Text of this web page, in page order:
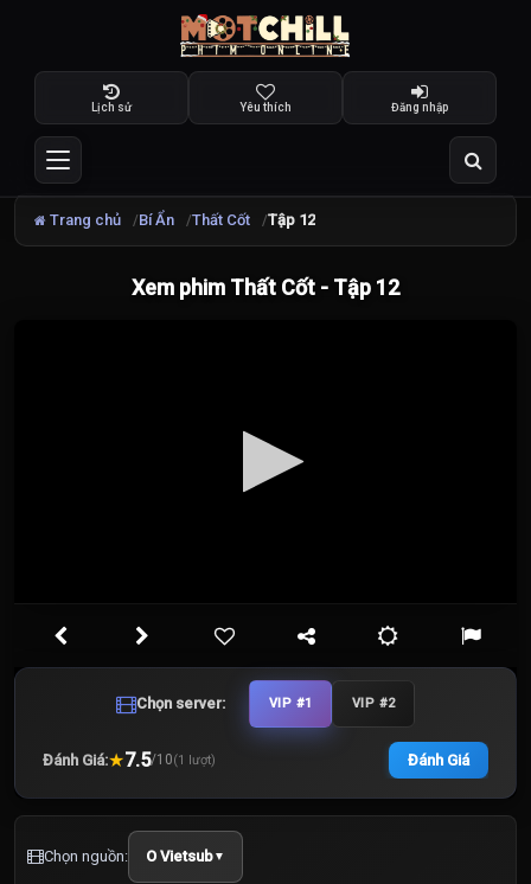
Lịch sử Yêu thích Đăng nhập
Trang chủ Bí Ẩn Thất Cốt Tập 12
Xem phim Thất Cốt - Tập 12
Chọn server: VIP #1 VIP #2
Đánh Giá:★7.5/10(1 lượt) Đánh Giá
Chọn nguồn: O Vietsub▼